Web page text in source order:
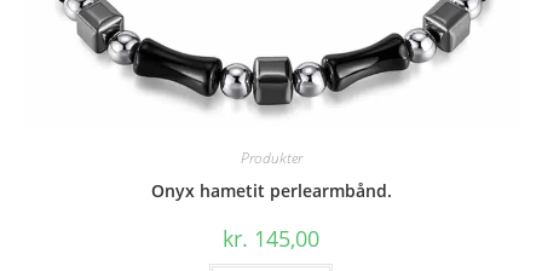
Produkter
Onyx hametit perlearmbånd.
kr. 145,00